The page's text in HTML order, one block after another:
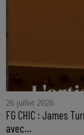
26 juillet 2026
FG CHIC : James
avec...